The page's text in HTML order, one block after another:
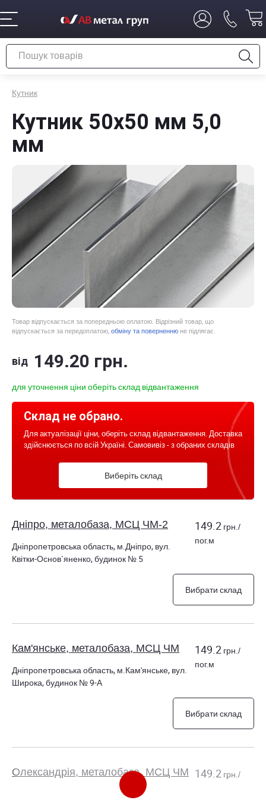
Кутник
Кутник 50х50 мм 5,0
мм
Товар відпускається за попередньою оплатою. Відрізний товар, що
відпускається за передоплатою, обміну та поверненню не підлягає.
від 149.20 грн.
для уточнення ціни оберіть склад відвантаження
Склад не обрано.
Для актуалізації ціни, оберіть склад відвантаження. Доставка
здійснюється по всій Україні. Самовивіз - з обраних складів
Виберіть склад
Дніпро, металобаза, МСЦ ЧМ-2
Дніпропетровська область, м.Дніпро, вул.
Квітки-Основ`яненко, будинок № 5
149.2 грн./
пог.м
Вибрати склад
Кам'янське, металобаза, МСЦ ЧМ
Дніпропетровська область, м.Кам'янське, вул.
Широка, будинок № 9-А
149.2 грн./
пог.м
Вибрати склад
Олександрія, металобаза, МСЦ ЧМ
28000, Кіровоградська область,
149.2 грн./